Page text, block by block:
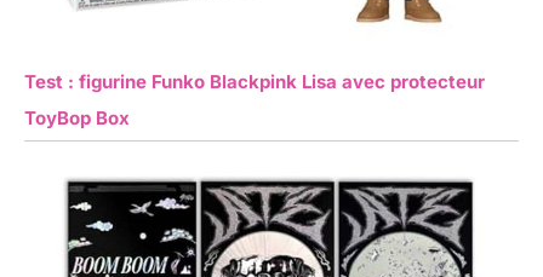
Test : figurine Funko Blackpink Lisa avec protecteur
ToyBop Box